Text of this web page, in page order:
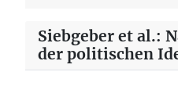
Siebgeber et al.:
der politischen